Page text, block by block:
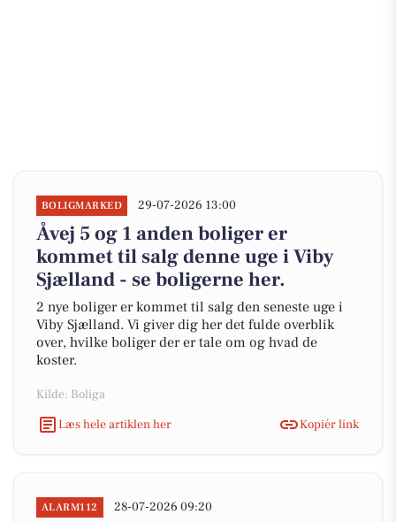
BOLIGMARKED 29-07-2026 13:00
Åvej 5 og 1 anden boliger er
kommet til salg denne uge i Viby
Sjælland - se boligerne her.
2 nye boliger er kommet til salg den seneste uge i
Viby Sjælland. Vi giver dig her det fulde overblik
over, hvilke boliger der er tale om og hvad de
koster.
Kilde: Boliga
Læs hele artiklen her
Kopiér link
ALARM112 28-07-2026 09:20